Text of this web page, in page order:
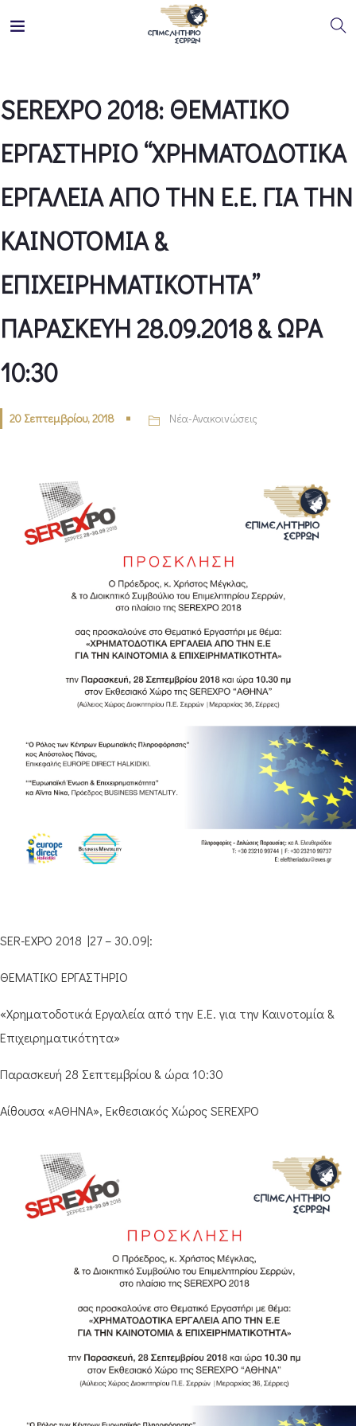
SEREXPO 2018: ΘΕΜΑΤΙΚΟ
ΕΡΓΑΣΤΗΡΙΟ “ΧΡΗΜΑΤΟΔΟΤΙΚΑ
ΕΡΓΑΛΕΙΑ ΑΠΟ ΤΗΝ Ε.Ε. ΓΙΑ ΤΗΝ
ΚΑΙΝΟΤΟΜΙΑ &
ΕΠΙΧΕΙΡΗΜΑΤΙΚΟΤΗΤΑ”
ΠΑΡΑΣΚΕΥΗ 28.09.2018 & ΩΡΑ
10:30
20 Σεπτεμβρίου, 2018 Νέα-Ανακοινώσεις
SER-EXPO 2018 |27 – 30.09|:
ΘΕΜΑΤΙΚΟ ΕΡΓΑΣΤΗΡΙΟ
«Χρηματοδοτικά Εργαλεία από την Ε.Ε. για την Καινοτομία &
Επιχειρηματικότητα»
Παρασκευή 28 Σεπτεμβρίου & ώρα 10:30
Αίθουσα «ΑΘΗΝΑ», Εκθεσιακός Χώρος SEREXPO